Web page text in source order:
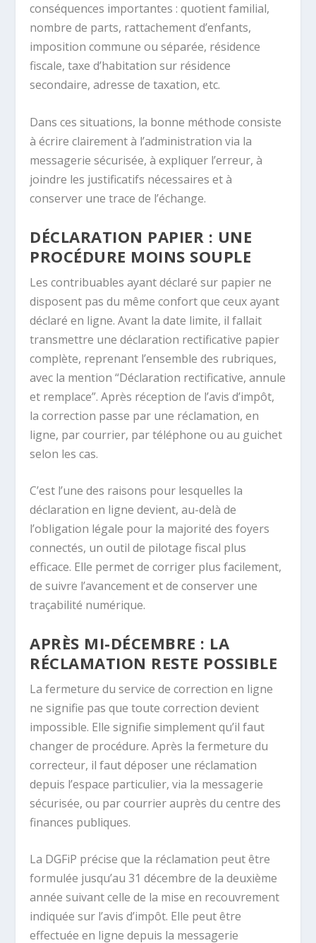
conséquences importantes : quotient familial,
nombre de parts, rattachement d’enfants,
imposition commune ou séparée, résidence
fiscale, taxe d’habitation sur résidence
secondaire, adresse de taxation, etc.
Dans ces situations, la bonne méthode consiste
à écrire clairement à l’administration via la
messagerie sécurisée, à expliquer l’erreur, à
joindre les justificatifs nécessaires et à
conserver une trace de l’échange.
DÉCLARATION PAPIER : UNE
PROCÉDURE MOINS SOUPLE
Les contribuables ayant déclaré sur papier ne
disposent pas du même confort que ceux ayant
déclaré en ligne. Avant la date limite, il fallait
transmettre une déclaration rectificative papier
complète, reprenant l’ensemble des rubriques,
avec la mention “Déclaration rectificative, annule
et remplace”. Après réception de l’avis d’impôt,
la correction passe par une réclamation, en
ligne, par courrier, par téléphone ou au guichet
selon les cas.
C’est l’une des raisons pour lesquelles la
déclaration en ligne devient, au-delà de
l’obligation légale pour la majorité des foyers
connectés, un outil de pilotage fiscal plus
efficace. Elle permet de corriger plus facilement,
de suivre l’avancement et de conserver une
traçabilité numérique.
APRÈS MI-DÉCEMBRE : LA
RÉCLAMATION RESTE POSSIBLE
La fermeture du service de correction en ligne
ne signifie pas que toute correction devient
impossible. Elle signifie simplement qu’il faut
changer de procédure. Après la fermeture du
correcteur, il faut déposer une réclamation
depuis l’espace particulier, via la messagerie
sécurisée, ou par courrier auprès du centre des
finances publiques.
La DGFiP précise que la réclamation peut être
formulée jusqu’au 31 décembre de la deuxième
année suivant celle de la mise en recouvrement
indiquée sur l’avis d’impôt. Elle peut être
effectuée en ligne depuis la messagerie